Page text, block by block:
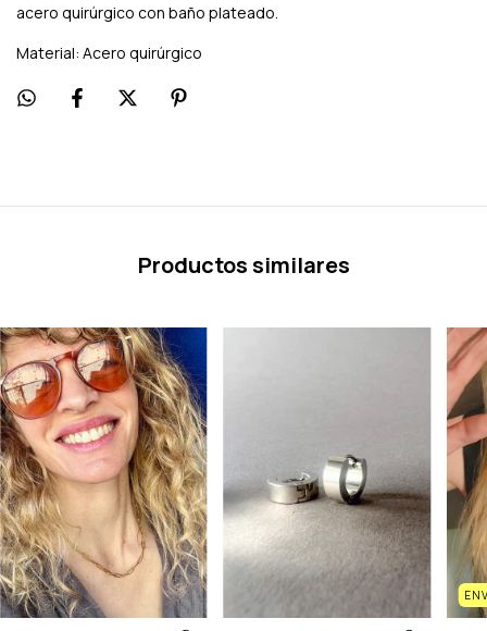
acero quirúrgico con baño plateado.
Material: Acero quirúrgico
Productos similares